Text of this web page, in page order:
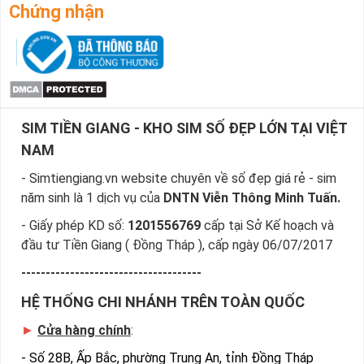
Chứng nhận
SIM TIỀN GIANG - KHO SIM SỐ ĐẸP LỚN TẠI VIỆT
NAM
- Simtiengiang.vn website chuyên về số đẹp giá rẻ - sim
năm sinh là 1 dịch vụ của DNTN Viễn Thông Minh Tuấn.
- Giấy phép KD số: 1201556769 cấp tại Sở Kế hoạch và
đầu tư Tiền Giang ( Đồng Tháp ), cấp ngày 06/07/2017
-------------------------------------
HỆ THỐNG CHI NHÁNH TRÊN TOÀN QUỐC
► Cửa hàng chính:
- Số 28B, Ấp Bắc, phường Trung An, tỉnh Đồng Tháp